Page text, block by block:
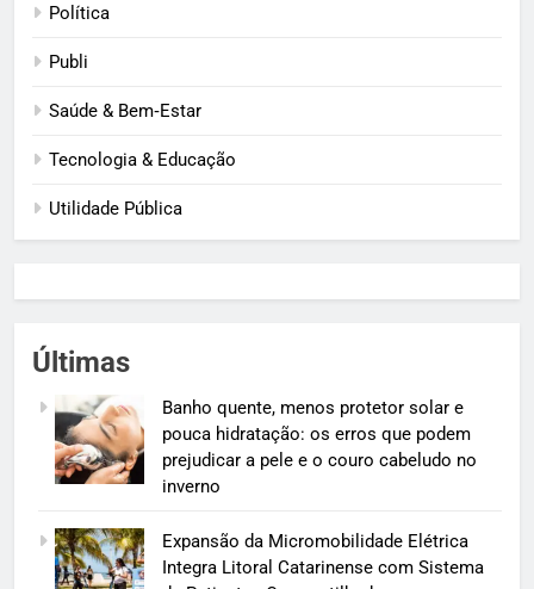
Política
Publi
Saúde & Bem‑Estar
Tecnologia & Educação
Utilidade Pública
Últimas
Banho quente, menos protetor solar e
pouca hidratação: os erros que podem
prejudicar a pele e o couro cabeludo no
inverno
Expansão da Micromobilidade Elétrica
Integra Litoral Catarinense com Sistema